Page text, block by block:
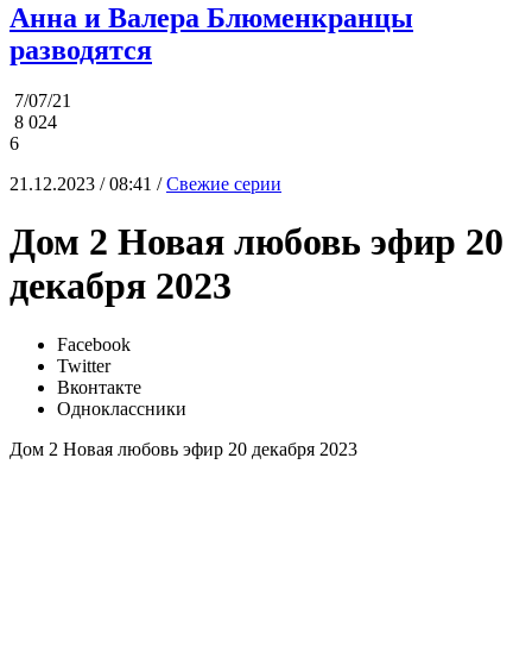
Анна и Валера Блюменкранцы
разводятся
7/07/21
8 024
6
21.12.2023 / 08:41 /Свежие серии
Дом 2 Новая любовь эфир 20
декабря 2023
Facebook
Twitter
Вконтакте
Одноклассники
Дом 2 Новая любовь эфир 20 декабря 2023